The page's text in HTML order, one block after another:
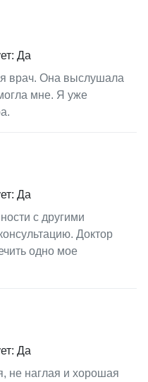
Да
врач. Она выслушала
мне. Я уже
Да
с другими
Доктор
одно мое
Да
не наглая и хорошая